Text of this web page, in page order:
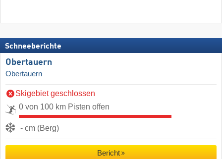
Schneeberichte
Obertauern
Obertauern
Skigebiet geschlossen
0 von 100 km Pisten offen
- cm (Berg)
Bericht